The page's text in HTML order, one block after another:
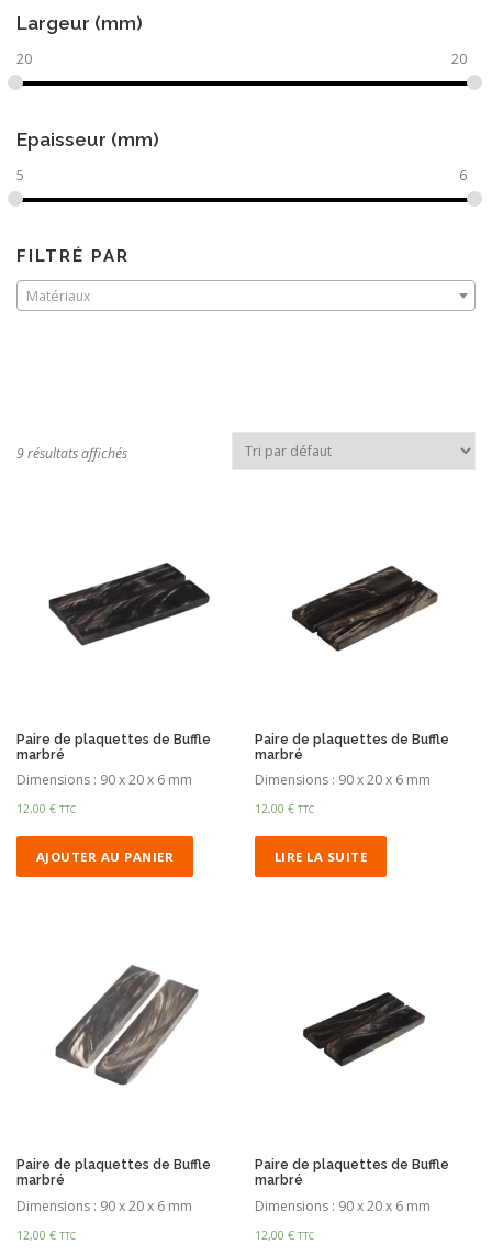
Largeur (mm)
20 20
Epaisseur (mm)
5 6
FILTRÉ PAR
Matériaux
9 résultats affichés
Paire de plaquettes de Buffle
marbré
Dimensions : 90 x 20 x 6 mm
12,00 € TTC
AJOUTER AU PANIER
Paire de plaquettes de Buffle
marbré
Dimensions : 90 x 20 x 6 mm
12,00€ TTC
LIRE LA SUITE
Paire de plaquettes de Buffle
marbré
Dimensions : 90 x 20 x 6 mm
12,00 € TTC
Paire de plaquettes de Buffle
marbré
Dimensions : 90 x 20 x 6 mm
12,00€ TTC